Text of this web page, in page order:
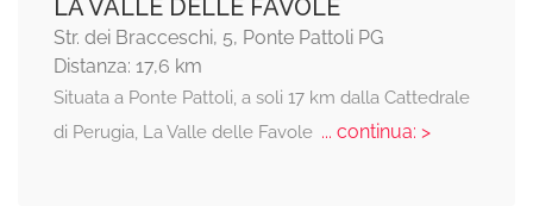
LA VALLE DELLE FAVOLE
Str. dei Bracceschi, 5, Ponte Pattoli PG
Distanza: 17,6 km
Situata a Ponte Pattoli, a soli 17 km dalla Cattedrale
di Perugia, La Valle delle Favole... continua: >